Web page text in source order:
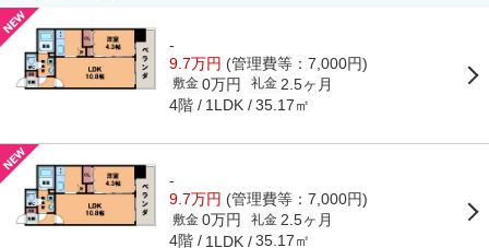
-
9.7万円 (管理費等：7,000円)
敷金 0万円 礼金 2.5ヶ月
4階 1LDK 35.17㎡
-
9.7万円 (管理費等：7,000円)
敷金 0万円 礼金 2.5ヶ月
4階 1LDK 35.17㎡